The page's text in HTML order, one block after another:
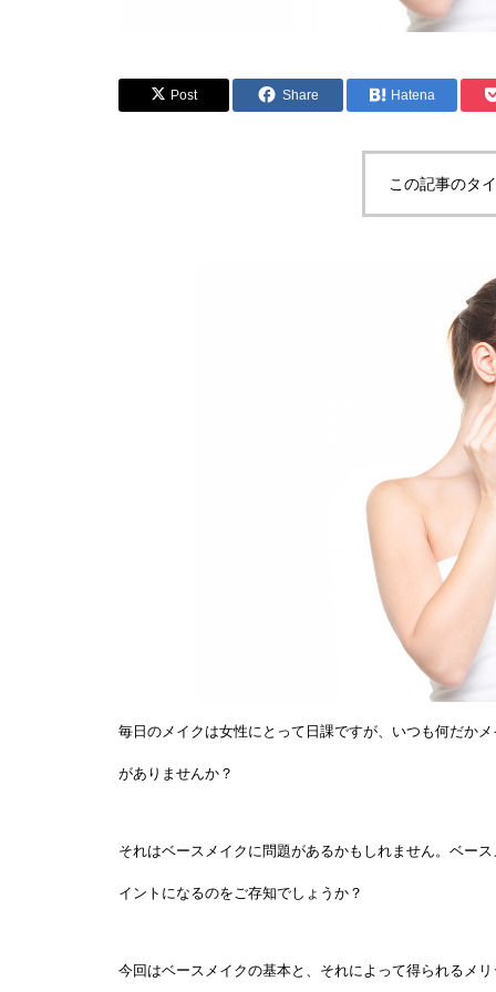
Post Share Hatena
この記事のタ
毎日のメイクは女性にとって日課ですが、いつも何だか
がありませんか？
それはベースメイクに問題があるかもしれません。ベー
イントになるのをご存知でしょうか？
今回はベースメイクの基本と、それによって得られるメ